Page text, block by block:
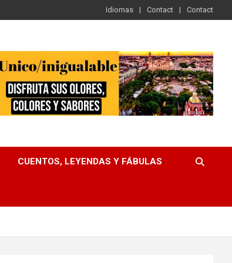
Idiomas Contact Contact
CUENTOS, LEYENDAS Y FÁBULAS